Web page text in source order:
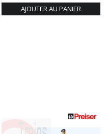
AJOUTER AU PANIER